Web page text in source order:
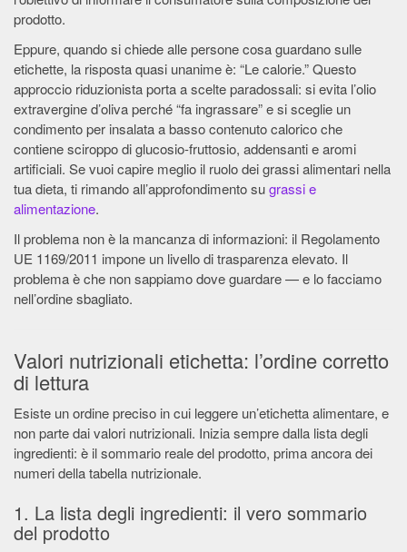
prodotto.
Eppure, quando si chiede alle persone cosa guardano sulle
etichette, la risposta quasi unanime è: “Le calorie.” Questo
approccio riduzionista porta a scelte paradossali: si evita l’olio
extravergine d’oliva perché “fa ingrassare” e si sceglie un
condimento per insalata a basso contenuto calorico che
contiene sciroppo di glucosio-fruttosio, addensanti e aromi
artificiali. Se vuoi capire meglio il ruolo dei grassi alimentari nella
tua dieta, ti rimando all’approfondimento sugrassi e
alimentazione.
Il problema non è la mancanza di informazioni: il Regolamento
UE 1169/2011 impone un livello di trasparenza elevato. Il
problema è che non sappiamo dove guardare — e lo facciamo
nell’ordine sbagliato.
Valori nutrizionali etichetta: l’ordine corretto
di lettura
Esiste un ordine preciso in cui leggere un’etichetta alimentare, e
non parte dai valori nutrizionali. Inizia sempre dalla lista degli
ingredienti: è il sommario reale del prodotto, prima ancora dei
numeri della tabella nutrizionale.
1. La lista degli ingredienti: il vero sommario
del prodotto